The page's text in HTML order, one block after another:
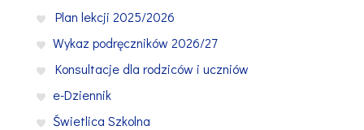
Plan lekcji 2025/2026
Wykaz podręczników 2026/27
Konsultacje dla rodziców i uczniów
e-Dziennik
Świetlica Szkolna